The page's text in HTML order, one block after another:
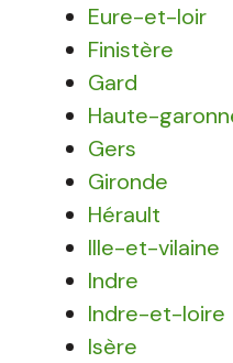
Eure-et-loir
Finistère
Gard
Haute-
Gers
Gironde
Hérault
Ille-et-vilaine
Indre
Indre-et-loire
Isère